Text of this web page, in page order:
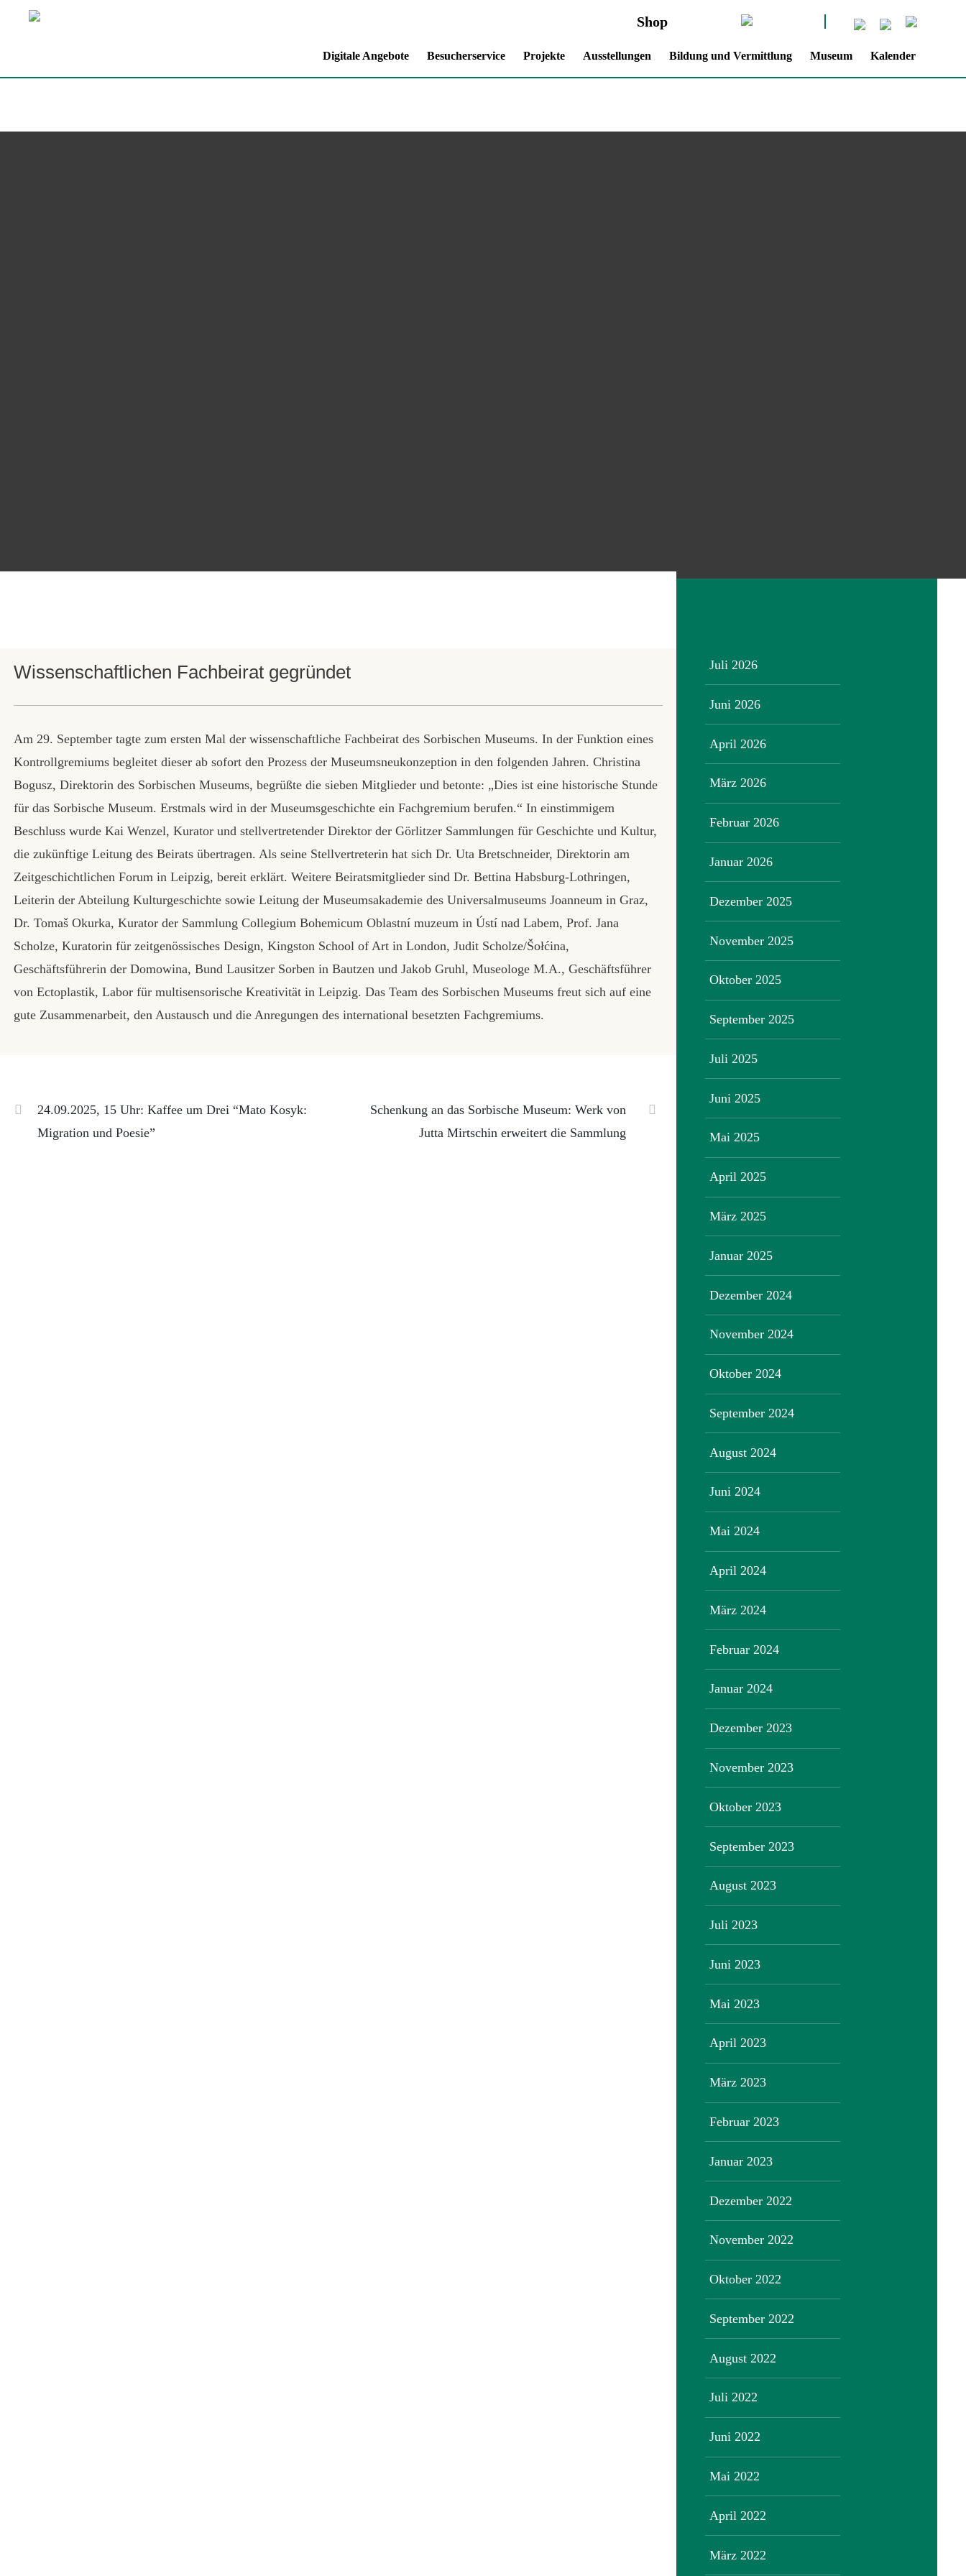
Shop
Digitale Angebote Besucherservice Projekte Ausstellungen Bildung und Vermittlung Museum Kalender
Wissenschaftlichen Fachbeirat gegründet
Am 29. September tagte zum ersten Mal der wissenschaftliche Fachbeirat des Sorbischen Museums. In der Funktion eines
Kontrollgremiums begleitet dieser ab sofort den Prozess der Museumsneukonzeption in den folgenden Jahren. Christina
Bogusz, Direktorin des Sorbischen Museums, begrüßte die sieben Mitglieder und betonte: „Dies ist eine historische Stunde
für das Sorbische Museum. Erstmals wird in der Museumsgeschichte ein Fachgremium berufen.“ In einstimmigem
Beschluss wurde Kai Wenzel, Kurator und stellvertretender Direktor der Görlitzer Sammlungen für Geschichte und Kultur,
die zukünftige Leitung des Beirats übertragen. Als seine Stellvertreterin hat sich Dr. Uta Bretschneider, Direktorin am
Zeitgeschichtlichen Forum in Leipzig, bereit erklärt. Weitere Beiratsmitglieder sind Dr. Bettina Habsburg-Lothringen,
Leiterin der Abteilung Kulturgeschichte sowie Leitung der Museumsakademie des Universalmuseums Joanneum in Graz,
Dr. Tomaš Okurka, Kurator der Sammlung Collegium Bohemicum Oblastní muzeum in Ústí nad Labem, Prof. Jana
Scholze, Kuratorin für zeitgenössisches Design, Kingston School of Art in London, Judit Scholze/Šołćina,
Geschäftsführerin der Domowina, Bund Lausitzer Sorben in Bautzen und Jakob Gruhl, Museologe M.A., Geschäftsführer
von Ectoplastik, Labor für multisensorische Kreativität in Leipzig. Das Team des Sorbischen Museums freut sich auf eine
gute Zusammenarbeit, den Austausch und die Anregungen des international besetzten Fachgremiums.
24.09.2025, 15 Uhr: Kaffee um Drei “Mato Kosyk:
Migration und Poesie”
Schenkung an das Sorbische Museum: Werk von
Jutta Mirtschin erweitert die Sammlung
Juli 2026
Juni 2026
April 2026
März 2026
Februar 2026
Januar 2026
Dezember 2025
November 2025
Oktober 2025
September 2025
Juli 2025
Juni 2025
Mai 2025
April 2025
März 2025
Januar 2025
Dezember 2024
November 2024
Oktober 2024
September 2024
August 2024
Juni 2024
Mai 2024
April 2024
März 2024
Februar 2024
Januar 2024
Dezember 2023
November 2023
Oktober 2023
September 2023
August 2023
Juli 2023
Juni 2023
Mai 2023
April 2023
März 2023
Februar 2023
Januar 2023
Dezember 2022
November 2022
Oktober 2022
September 2022
August 2022
Juli 2022
Juni 2022
Mai 2022
April 2022
März 2022